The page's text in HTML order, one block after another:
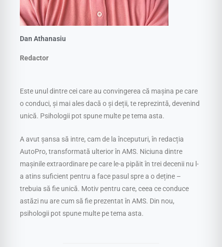
Dan Athanasiu
Redactor
Este unul dintre cei care au convingerea că mașina pe care
o conduci, și mai ales dacă o și deții, te reprezintă, devenind
unică. Psihologii pot spune multe pe tema asta.
A avut șansa să intre, cam de la începuturi, în redacția
AutoPro, transformată ulterior în AMS. Niciuna dintre
mașinile extraordinare pe care le-a pipăit în trei decenii nu l-
a atins suficient pentru a face pasul spre a o deține –
trebuia să fie unică. Motiv pentru care, ceea ce conduce
astăzi nu are cum să fie prezentat în AMS. Din nou,
psihologii pot spune multe pe tema asta.